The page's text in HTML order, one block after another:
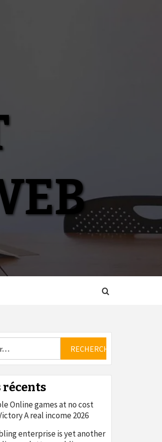
Online games at no cost
A real income 2026
enterprise is yet another